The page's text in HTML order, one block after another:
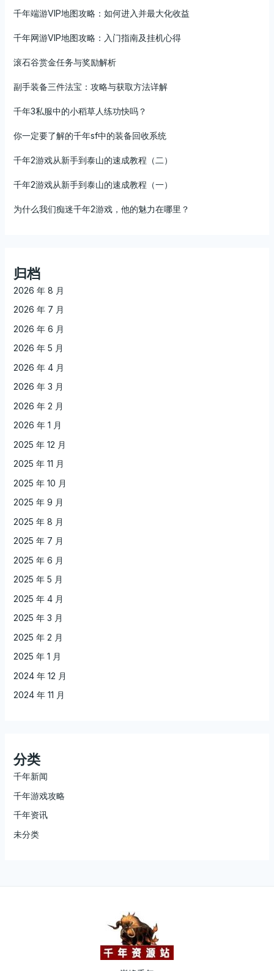
千年端游VIP地图攻略：如何进入并最大化收益
千年网游VIP地图攻略：入门指南及挂机心得
滚石谷赏金任务与奖励解析
副手装备三件法宝：攻略与获取方法详解
千年3私服中的小稻草人练功快吗？
你一定要了解的千年sf中的装备回收系统
千年2游戏从新手到泰山的速成教程（二）
千年2游戏从新手到泰山的速成教程（一）
为什么我们痴迷千年2游戏，他的魅力在哪里？
归档
2026 年 8 月
2026 年 7 月
2026 年 6 月
2026 年 5 月
2026 年 4 月
2026 年 3 月
2026 年 2 月
2026 年 1 月
2025 年 12 月
2025 年 11 月
2025 年 10 月
2025 年 9 月
2025 年 8 月
2025 年 7 月
2025 年 6 月
2025 年 5 月
2025 年 4 月
2025 年 3 月
2025 年 2 月
2025 年 1 月
2024 年 12 月
2024 年 11 月
分类
千年新闻
千年游戏攻略
千年资讯
未分类